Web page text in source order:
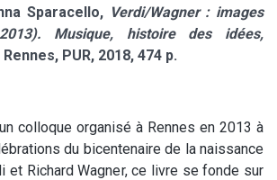
Sparacello, Verdi/Wagner : images
Musique, histoire des idées,
Rennes, PUR, 2018, 474 p.
colloque organisé à Rennes en 2013 à
du bicentenaire de la naissance
et Richard Wagner, ce livre se fonde sur